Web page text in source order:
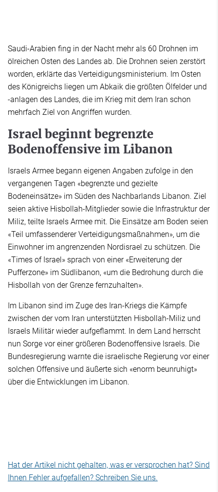
Saudi-Arabien fing in der Nacht mehr als 60 Drohnen im
ölreichen Osten des Landes ab. Die Drohnen seien zerstört
worden, erklärte das Verteidigungsministerium. Im Osten
des Königreichs liegen um Abkaik die größten Ölfelder und
-anlagen des Landes, die im Krieg mit dem Iran schon
mehrfach Ziel von Angriffen wurden.
Israel beginnt begrenzte
Bodenoffensive im Libanon
Israels Armee begann eigenen Angaben zufolge in den
vergangenen Tagen «begrenzte und gezielte
Bodeneinsätze» im Süden des Nachbarlands Libanon. Ziel
seien aktive Hisbollah-Mitglieder sowie die Infrastruktur der
Miliz, teilte Israels Armee mit. Die Einsätze am Boden seien
«Teil umfassenderer Verteidigungsmaßnahmen», um die
Einwohner im angrenzenden Nordisrael zu schützen. Die
«Times of Israel» sprach von einer «Erweiterung der
Pufferzone» im Südlibanon, «um die Bedrohung durch die
Hisbollah von der Grenze fernzuhalten».
Im Libanon sind im Zuge des Iran-Kriegs die Kämpfe
zwischen der vom Iran unterstützten Hisbollah-Miliz und
Israels Militär wieder aufgeflammt. In dem Land herrscht
nun Sorge vor einer größeren Bodenoffensive Israels. Die
Bundesregierung warnte die israelische Regierung vor einer
solchen Offensive und äußerte sich «enorm beunruhigt»
über die Entwicklungen im Libanon.
Hat der Artikel nicht gehalten, was er versprochen hat? Sind
Ihnen Fehler aufgefallen? Schreiben Sie uns.